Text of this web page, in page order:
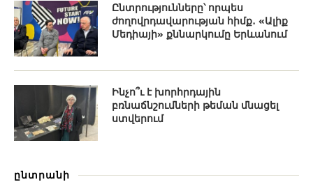
Ընտրությունները՝ որպես
ժողովրդավարության հիմք․ «Ալիք
Մեդիայի» քննարկումը Երևանում
Ինչո՞ւ է խորհրդային
բռնաճնշումների թեման մնացել
ստվերում
ընտրանի